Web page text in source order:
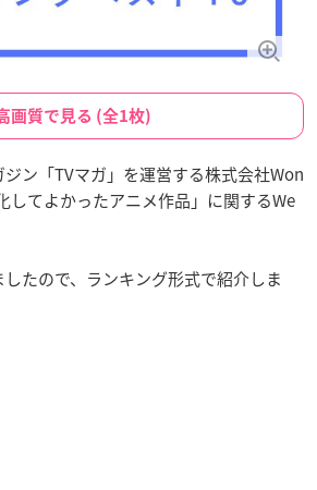
画質で見る (全1枚)
ン「TVマガ」を運営する株式会社Won
してよかったアニメ作品」に関するWe
たので、ランキング形式で紹介しま